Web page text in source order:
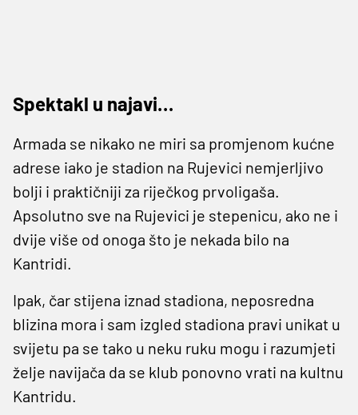
Spektakl u najavi…
Armada se nikako ne miri sa promjenom kućne
adrese iako je stadion na Rujevici nemjerljivo
bolji i praktičniji za riječkog prvoligaša.
Apsolutno sve na Rujevici je stepenicu, ako ne i
dvije više od onoga što je nekada bilo na
Kantridi.
Ipak, čar stijena iznad stadiona, neposredna
blizina mora i sam izgled stadiona pravi unikat u
svijetu pa se tako u neku ruku mogu i razumjeti
želje navijača da se klub ponovno vrati na kultnu
Kantridu.